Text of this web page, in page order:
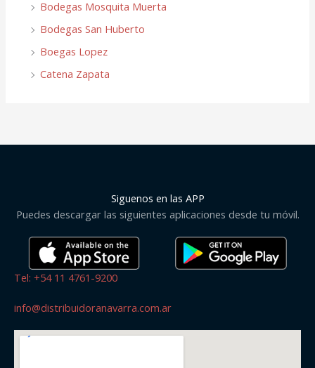
Bodegas Mosquita Muerta
Bodegas San Huberto
Boegas Lopez
Catena Zapata
Siguenos en las APP
Puedes descargar las siguientes aplicaciones desde tu móvil.
Tel: +54 11 4761-9200
info@distribuidoranavarra.com.ar